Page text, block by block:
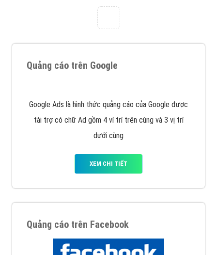
triển Website cho doanh nghiệp mình. Đừng chần
chừ hãy nhấc máy lên và gọi ngay cho chúng tôi theo
support@vietadsgroup.vnđể được tư vấn chuyên
sâu về giải pháp marketing hiệu quả cho doanh nghiệp